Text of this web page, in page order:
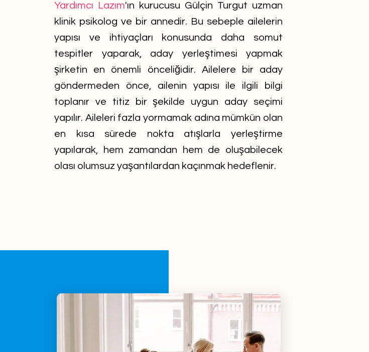
Yardımcı Lazım'ın kurucusu Gülçin Turgut uzman
klinik psikolog ve bir annedir. Bu sebeple ailelerin
yapısı ve ihtiyaçları konusunda daha somut
tespitler yaparak, aday yerleştimesi yapmak
şirketin en önemli önceliğidir. Ailelere bir aday
göndermeden önce, ailenin yapısı ile ilgili bilgi
toplanır ve titiz bir şekilde uygun aday seçimi
yapılır. Aileleri fazla yormamak adına mümkün olan
en kısa sürede nokta atışlarla yerleştirme
yapılarak, hem zamandan hem de oluşabilecek
olası olumsuz yaşantılardan kaçınmak hedeflenir.